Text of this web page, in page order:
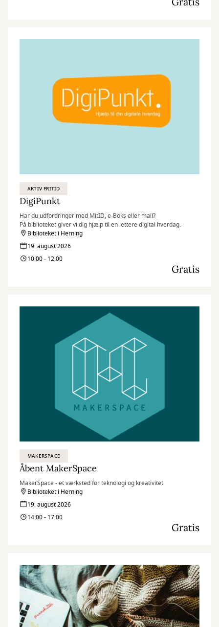
AKTIV FRITID
DigiPunkt
Har du udfordringer med MitID, e-Boks eller mail?
På biblioteket giver vi dig hjælp til en lettere digital hverdag.
Biblioteket i Herning
19. august 2026
10:00 - 12:00
Gratis
MAKERSPACE
Åbent MakerSpace
MakerSpace - et værksted for teknologi og kreativitet
Biblioteket i Herning
19. august 2026
14:00 - 17:00
Gratis